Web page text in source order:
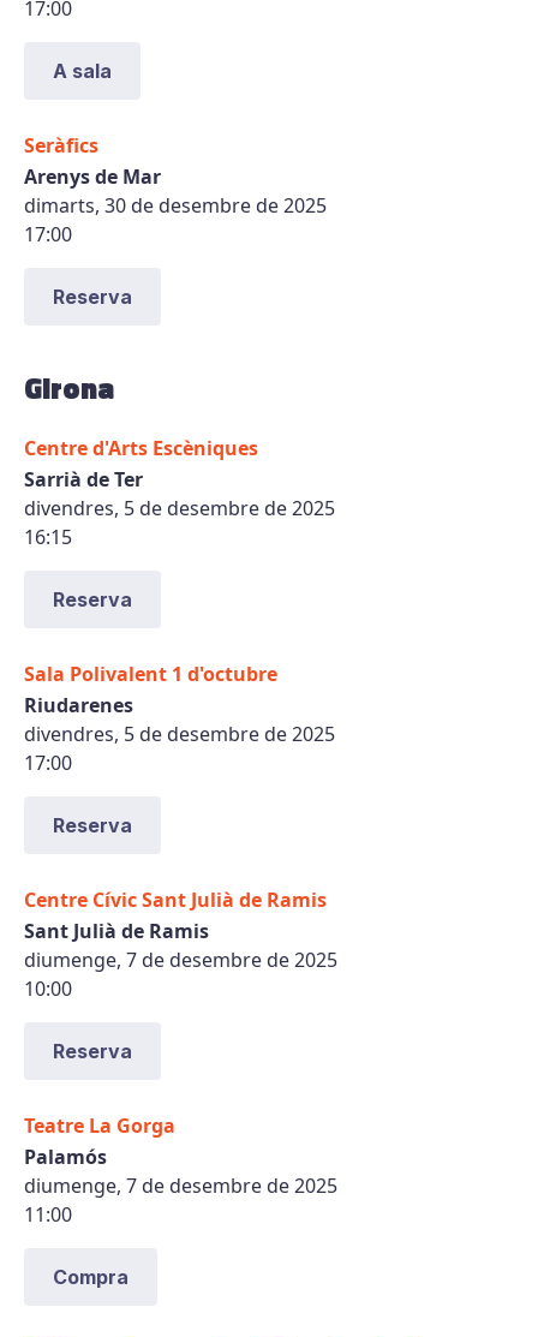
17:00
A sala
Seràfics
Arenys de Mar
dimarts, 30 de desembre de 2025
17:00
Reserva
Girona
Centre d'Arts Escèniques
Sarrià de Ter
divendres, 5 de desembre de 2025
16:15
Reserva
Sala Polivalent 1 d'octubre
Riudarenes
divendres, 5 de desembre de 2025
17:00
Reserva
Centre Cívic Sant Julià de Ramis
Sant Julià de Ramis
diumenge, 7 de desembre de 2025
10:00
Reserva
Teatre La Gorga
Palamós
diumenge, 7 de desembre de 2025
11:00
Compra